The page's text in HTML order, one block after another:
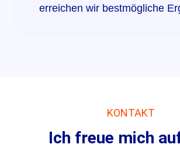
erreichen wir bestmögliche
KONTAKT
Ich freue mich